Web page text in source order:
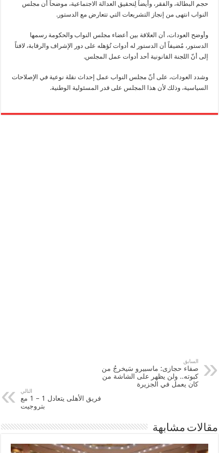
حجم البطالة، والفقر، وأيضاً لِتحقيق العدالة الاجتماعية، موضحاً أن مجلس
النواب انتهى من إنجاز التشريعات التي تتعارض مع الدستور.
وأوضح العودات، أن العلاقة بين أعضاء مجلس النواب والحكومة رسمها
الدستور، مُضيفاً أن الدستور له أدوات تُؤهله على دور الإشراف والرقابة، لافتاً
إلى أنّ اللجنة القانونية أحد أدوات عمل المجلس.
وشدد العودات، على أنّ مجلس النواب عمل إحداث نقلة نوعية في الإصلاحات
السياسية، وذلك لأن هذا المجلس على قدر المسئولية الوطنية.
السابق
صفاء حجازى: ماسبيرو سَيخرجُ من
كبوته.. ولن يظهر على الشاشة من
كان يعمل في الجزيرة
التالي
فريق الأهلى يتعادل 1 – 1 مع
بتروجيت
مقالات مشابهة